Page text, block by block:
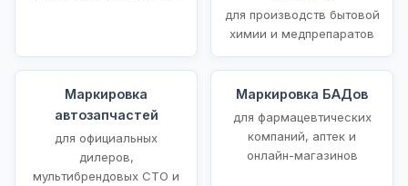
для производств бытовой
химии и медпрепаратов
Маркировка
автозапчастей
для официальных
дилеров,
мультибрендовых СТО и
Маркировка БАДов
для фармацевтических
компаний, аптек и
онлайн-магазинов